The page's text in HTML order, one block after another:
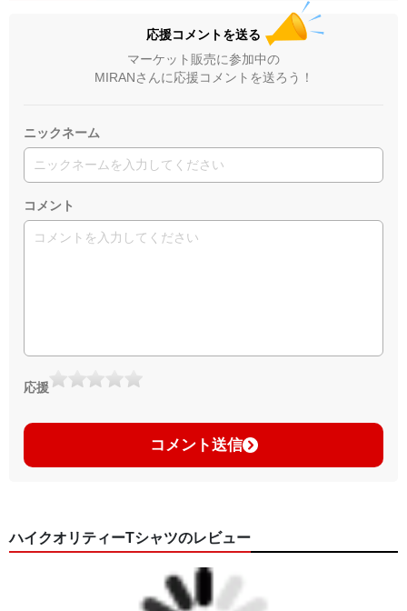
応援コメントを送る
マーケット販売に参加中の
MIRANさんに応援コメントを送ろう！
ニックネーム
コメント
応援
コメント送信
ハイクオリティーTシャツのレビュー